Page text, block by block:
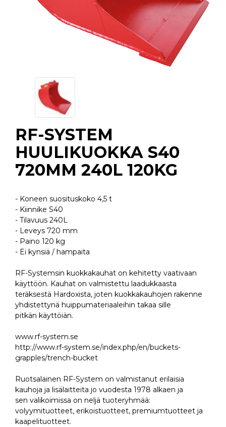
RF-SYSTEM
HUULIKUOKKA S40
720MM 240L 120KG
- Koneen suosituskoko 4,5 t
- Kiinnike S40
- Tilavuus 240L
- Leveys 720 mm
- Paino 120 kg
- Ei kynsiä / hampaita
RF-Systemsin kuokkakauhat on kehitetty vaativaan
käyttöön. Kauhat on valmistettu laadukkaasta
teräksestä Hardoxista, joten kuokkakauhojen rakenne
yhdistettynä huippumateriaaleihin takaa sille
pitkän käyttöiän.
www.rf-system.se
http://www.rf-system.se/index.php/en/buckets-
grapples/trench-bucket
Ruotsalainen RF-System on valmistanut erilaisia
kauhoja ja lisälaitteita jo vuodesta 1978 alkaen ja
sen valikoimissa on neljä tuoteryhmää:
volyymituotteet, erikoistuotteet, premiumtuotteet ja
kaapelituotteet.